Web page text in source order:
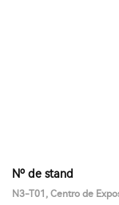
Nº de stand
N3-T01, Centro de